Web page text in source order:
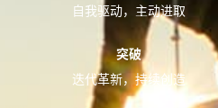
自我驱动，主动进取
突破
迭代革新，持续创造
坚持规范，笃行致远
坦诚
坦率做事，诚信待人